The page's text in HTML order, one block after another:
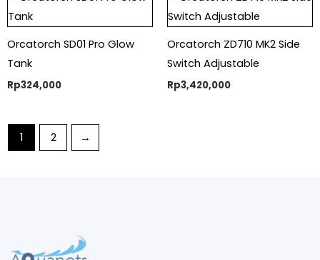
Orcatorch SD01 Pro Glow
Tank
Rp324,000
Orcatorch ZD710 MK2 Side
Switch Adjustable
Rp3,420,000
1 2 →